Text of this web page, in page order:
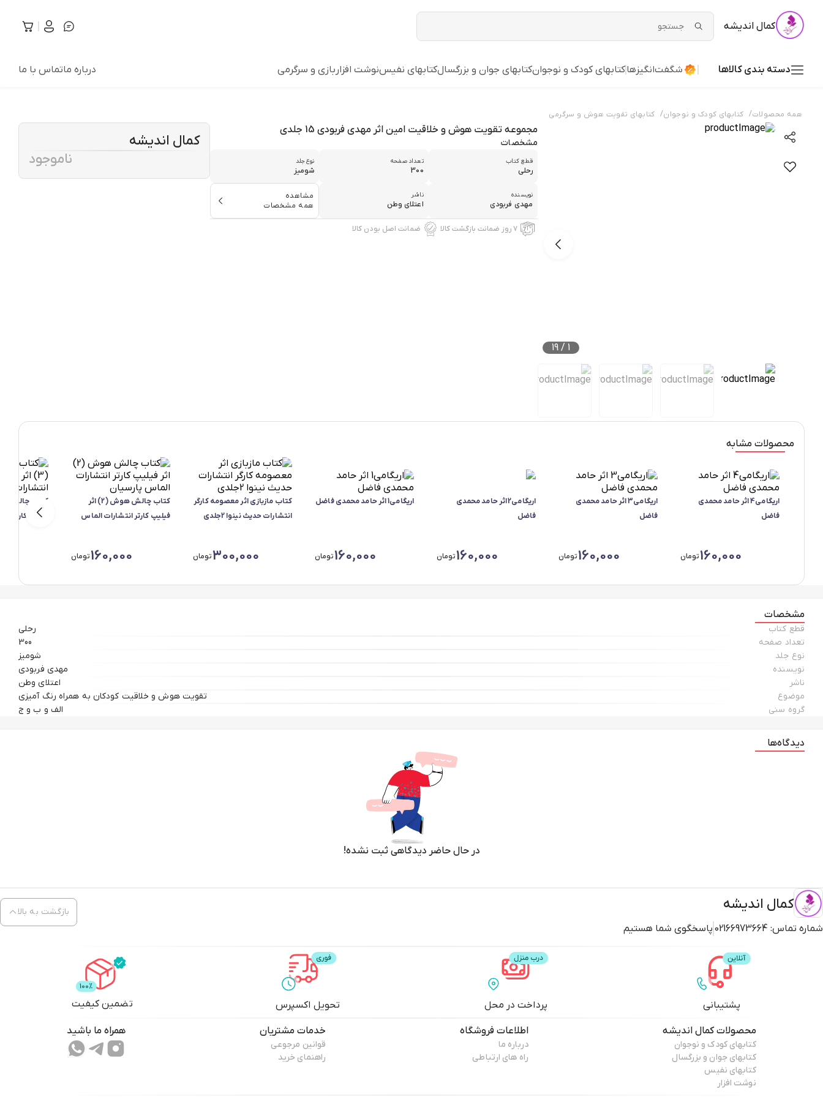
کمال اندیشه
دسته بندی کالاها شگفت‌انگیزهاکتابهای کودک و نوجوانکتابهای جوان و بزرگسالکتابهای نفیسنوشت افزار بازي و سرگرمي درباره ماتماس با ما
همه محصولات/ کتابهای کودک و نوجوان/ کتابهای تقویت هوش و سرگرمی
1
/
19
مجموعه تقویت هوش و خلاقیت امین اثر مهدی فربودی 15 جلدی
مشخصات
قطع كتاب
رحلي
تعداد صفحه
300
نوع جلد
شومیز
نويسنده
مهدي فربودي
ناشر
اعتلاي وطن
مشاهده
همه مشخصات
۷ روز ضمانت بازگشت کالا ضمانت اصل بودن کالا
کمال اندیشه
ناموجود
محصولات مشابه
اریگامی4 اثر حامد محمدی
فاضل
160,000تومان
اریگامی3 اثر حامد محمدی
فاضل
160,000تومان
اریگامی2 اثر حامد محمدی
فاضل
160,000تومان
اریگامی1 اثر حامد محمدی فاضل
160,000تومان
کتاب مازبازی اثر معصومه کارگر
انتشارات حدیث نینوا 2جلدی
300,000تومان
کتاب چالش هوش (2) اثر
فیلیپ کارتر انتشارات الماس
160,000تومان
فیلیپ کارتر
مشخصات
قطع كتاب
رحلي
تعداد صفحه
300
نوع جلد
شومیز
نويسنده
مهدي فربودي
ناشر
اعتلاي وطن
موضوع
تقویت هوش و خلاقیت کودکان به همراه رنگ آمیزی
گروه سني
الف و ب و ج
دیدگاه‌ها
در حال حاضر دیدگاهی ثبت نشده!
کمال اندیشه
شماره تماس: 02166973664 پاسخگوی شما هستیم
بازگشت به بالا
پشتیبانی پرداخت در محل تحویل اکسپرس تضمین کیفیت
محصولاتکمال اندیشه
کتابهای کودک و نوجوان
کتابهای جوان و بزرگسال
کتابهای نفیس
نوشت افزار
اطلاعات فروشگاه
درباره ما
راه های ارتباطی
خدمات مشتریان
قوانین مرجوعی
راهنمای خرید
همراه ما باشید